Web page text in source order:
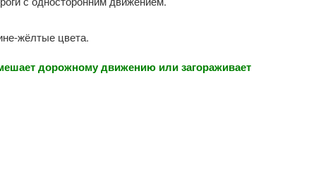
жёлтые цвета.
дорожному движению или загораживает